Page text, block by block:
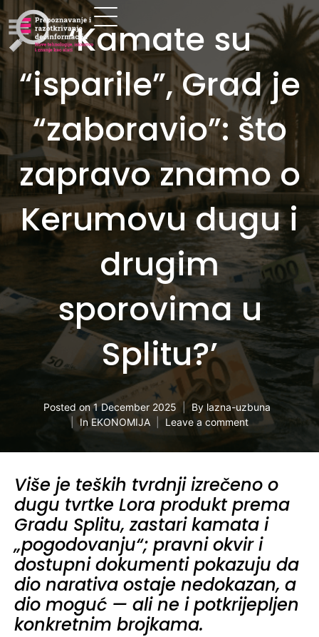
‘Kamate su
“isparile”, Grad je
“zaboravio”: što
zapravo znamo o
Kerumovu dugu i
drugim
sporovima u
Splitu?’
Posted on1 December 2025 By lazna-uzbuna
InEKONOMIJA Leave a comment
Više je teških tvrdnji izrečeno o
dugu tvrtke Lora produkt prema
Gradu Splitu, zastari kamata i
„pogodovanju“; pravni okvir i
dostupni dokumenti pokazuju da
dio narativa ostaje nedokazan, a
dio moguć — ali ne i potkrijepljen
konkretnim brojkama.